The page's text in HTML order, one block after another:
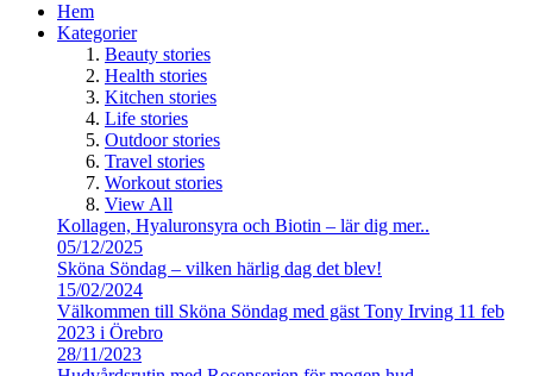
Hem
Kategorier
Beauty stories
Health stories
Kitchen stories
Life stories
Outdoor stories
Travel stories
Workout stories
View All
Kollagen, Hyaluronsyra och Biotin – lär dig mer..
05/12/2025
Sköna Söndag – vilken härlig dag det blev!
15/02/2024
Välkommen till Sköna Söndag med gäst Tony Irving 11 feb
2023 i Örebro
28/11/2023